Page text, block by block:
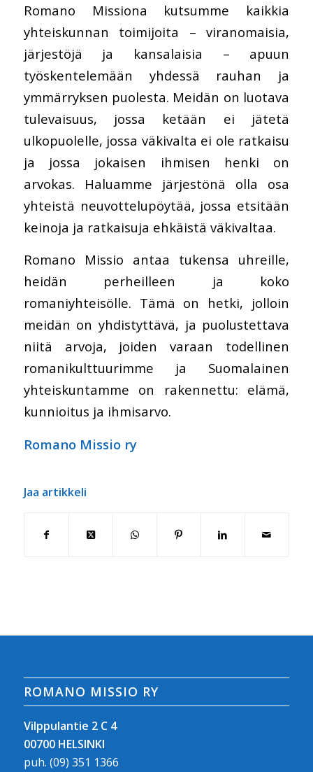
Romano Missiona kutsumme kaikkia
yhteiskunnan toimijoita – viranomaisia,
järjestöjä ja kansalaisia – apuun
työskentelemään yhdessä rauhan ja
ymmärryksen puolesta. Meidän on luotava
tulevaisuus, jossa ketään ei jätetä
ulkopuolelle, jossa väkivalta ei ole ratkaisu
ja jossa jokaisen ihmisen henki on
arvokas. Haluamme järjestönä olla osa
yhteistä neuvottelupöytää, jossa etsitään
keinoja ja ratkaisuja ehkäistä väkivaltaa.
Romano Missio antaa tukensa uhreille,
heidän perheilleen ja koko
romaniyhteisölle. Tämä on hetki, jolloin
meidän on yhdistyttävä, ja puolustettava
niitä arvoja, joiden varaan todellinen
romanikulttuurimme ja Suomalainen
yhteiskuntamme on rakennettu: elämä,
kunnioitus ja ihmisarvo.
Romano Missio ry
Jaa artikkeli
ROMANO MISSIO RY
Vilppulantie 2 C 4
00700 HELSINKI
puh. (09) 351 1366